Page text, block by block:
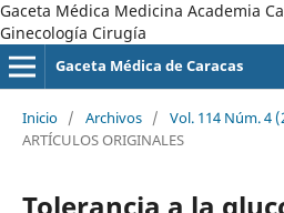
Gaceta Médica Medicina Academia
Ginecología Cirugía
Gaceta Médica de Caracas
Inicio / Archivos / Vol. 114 Núm. 4
ARTÍCULOS ORIGINALES